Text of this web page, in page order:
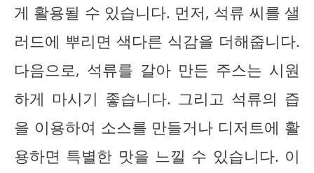
게 활용될 수 있습니다. 먼저, 석류 씨를 샐
러드에 뿌리면 색다른 식감을 더해줍니다.
다음으로, 석류를 갈아 만든 주스는 시원
하게 마시기 좋습니다. 그리고 석류의 즙
을 이용하여 소스를 만들거나 디저트에 활
용하면 특별한 맛을 느낄 수 있습니다. 이